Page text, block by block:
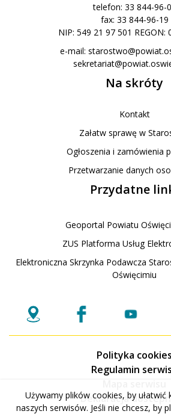
telefon: 33 844-96-
fax: 33 844-96-19
NIP: 549 21 97 501 REGON:
e-mail:
Na skróty
Kontakt
Załatw sprawę w
Ogłoszenia i zamówienia
Przetwarzanie danych
Przydatne
Geoportal Powiatu
ZUS Platforma Usług
Elektroniczna Skrzynka Podawcza
Oświęcimiu
Polityka cookies
Regulamin
Deklaracja
Używamy plików cookies, by ułatwić
naszych serwisów. Jeśli nie chcesz, by